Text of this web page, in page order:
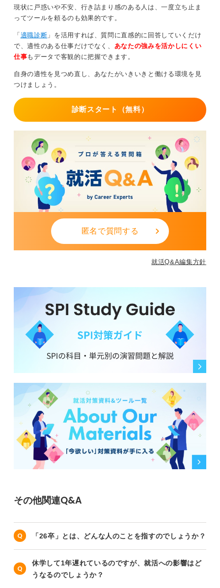
現状に戸惑いや不安、行き詰まり感のある人は、一度立ち止ま
ってツールを頼るのも効果的です。
「 適職診断 」を活用すれば、質問に直感的に回答していくだけ
で、適性のある仕事だけでなく、 あなたの強みを活かしにくい
仕事もデータで客観的に把握できます。
自身の適性を見つめ直し、あなたがいきいきと働ける環境を見
つけましょう。
診断スタート（無料）
匿名で質問する
就活Q&A編集方針
その他関連Q&A
「26卒」とは、どんな人のことを指すのでしょうか？
休学して1年遅れているのですが、就活への影響はど
うなるのでしょうか？